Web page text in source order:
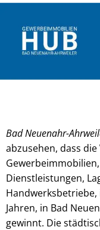
Bad Neuenahr-
abzusehen, dass
Dienstleistungen,
Jahren, in Bad
gewinnt. Die